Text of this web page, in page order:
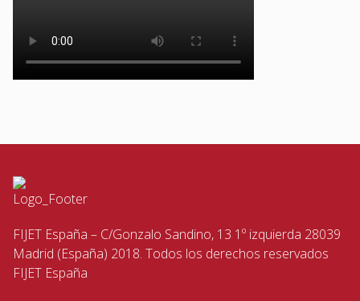
FIJET España – C/Gonzalo Sandino, 13 1º izquierda 28039
Madrid (España) 2018. Todos los derechos reservados
FIJET España